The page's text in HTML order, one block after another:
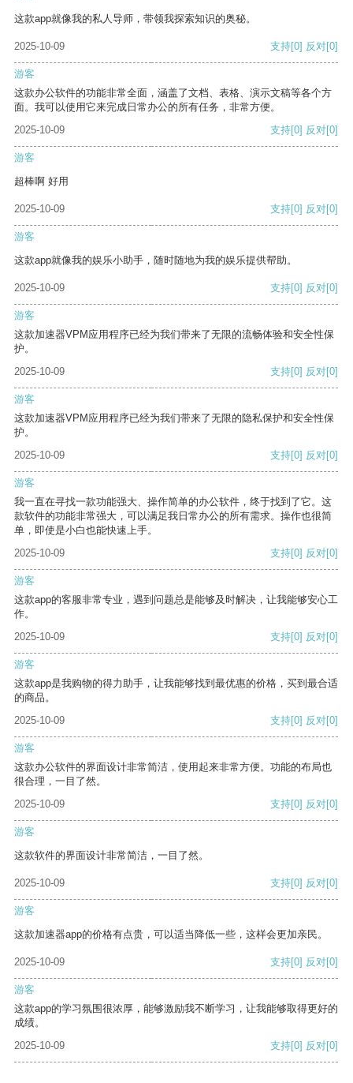
这款app就像我的私人导师，带领我探索知识的奥秘。
2025-10-09 支持[0] 反对[0]
游客
这款办公软件的功能非常全面，涵盖了文档、表格、演示文稿等各个方
面。我可以使用它来完成日常办公的所有任务，非常方便。
2025-10-09
支持[0] 反对[0]
游客
超棒啊 好用
2025-10-09 支持[0] 反对[0]
游客
这款app就像我的娱乐小助手，随时随地为我的娱乐提供帮助。
2025-10-09 支持[0] 反对[0]
游客
这款加速器VPM应用程序已经为我们带来了无限的流畅体验和安全性保
护。
2025-10-09
支持[0] 反对[0]
游客
这款加速器VPM应用程序已经为我们带来了无限的隐私保护和安全性保
护。
2025-10-09
支持[0] 反对[0]
游客
我一直在寻找一款功能强大、操作简单的办公软件，终于找到了它。这
款软件的功能非常强大，可以满足我日常办公的所有需求。操作也很简
单，即使是小白也能快速上手。
2025-10-09
支持[0] 反对[0]
游客
这款app的客服非常专业，遇到问题总是能够及时解决，让我能够安心工
作。
2025-10-09
支持[0] 反对[0]
游客
这款app是我购物的得力助手，让我能够找到最优惠的价格，买到最合适
的商品。
2025-10-09
支持[0] 反对[0]
游客
这款办公软件的界面设计非常简洁，使用起来非常方便。功能的布局也
很合理，一目了然。
2025-10-09
支持[0] 反对[0]
游客
这款软件的界面设计非常简洁，一目了然。
2025-10-09 支持[0] 反对[0]
游客
这款加速器app的价格有点贵，可以适当降低一些，这样会更加亲民。
2025-10-09 支持[0] 反对[0]
游客
这款app的学习氛围很浓厚，能够激励我不断学习，让我能够取得更好的
成绩。
2025-10-09
支持[0] 反对[0]